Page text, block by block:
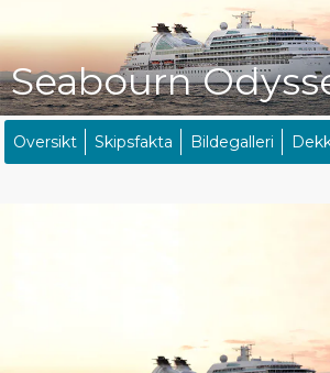
Seabourn
Oversikt Skipsfakta Bildegalleri